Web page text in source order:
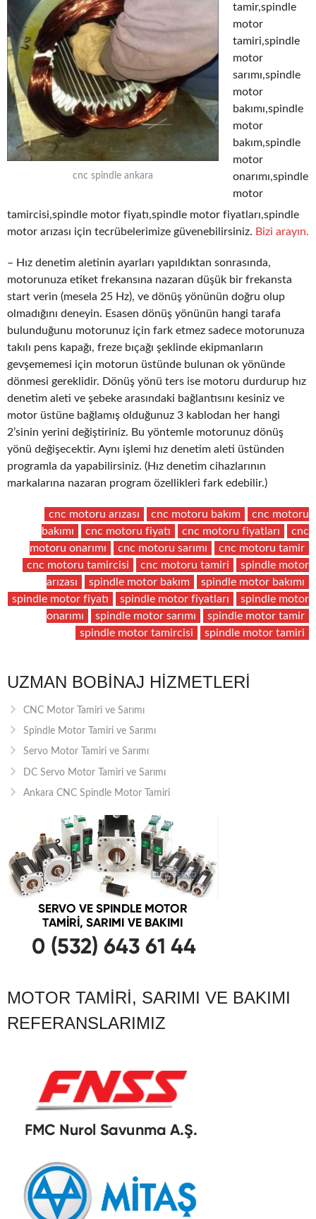
cnc spindle ankara
tamir,spindle
motor
tamiri,spindle
motor
sarımı,spindle
motor
bakımı,spindle
motor
bakım,spindle
motor
onarımı,spindle
motor
tamircisi,spindle motor fiyatı,spindle motor fiyatları,spindle
motor arızası için tecrübelerimize güvenebilirsiniz. Bizi arayın.
– Hız denetim aletinin ayarları yapıldıktan sonrasında,
motorunuza etiket frekansına nazaran düşük bir frekansta
start verin (mesela 25 Hz), ve dönüş yönünün doğru olup
olmadığını deneyin. Esasen dönüş yönünün hangi tarafa
bulunduğunu motorunuz için fark etmez sadece motorunuza
takılı pens kapağı, freze bıçağı şeklinde ekipmanların
gevşememesi için motorun üstünde bulunan ok yönünde
dönmesi gereklidir. Dönüş yönü ters ise motoru durdurup hız
denetim aleti ve şebeke arasındaki bağlantısını kesiniz ve
motor üstüne bağlamış olduğunuz 3 kablodan her hangi
2’sinin yerini değiştiriniz. Bu yöntemle motorunuz dönüş
yönü değişecektir. Aynı işlemi hız denetim aleti üstünden
programla da yapabilirsiniz. (Hız denetim cihazlarının
markalarına nazaran program özellikleri fark edebilir.)
cnc motoru arızası cnc motoru bakım
cnc motoru
bakımı
cnc motoru fiyatı cnc motoru fiyatları
cnc
motoru onarımı
cnc motoru sarımı
cnc motoru tamir
cnc motoru tamircisi
cnc motoru tamiri
spindle motor
arızası
spindle motor bakım
spindle motor bakımı
spindle motor fiyatı
spindle motor fiyatları
spindle motor
onarımı
spindle motor sarımı
spindle motor tamir
spindle motor tamircisi
spindle motor tamiri
UZMAN BOBINAJ HIZMETLERI
CNC Motor Tamiri ve Sarımı
Spindle Motor Tamiri ve Sarımı
Servo Motor Tamiri ve Sarımı
DC Servo Motor Tamiri ve Sarımı
Ankara CNC Spindle Motor Tamiri
MOTOR TAMIRI, SARIMI VE BAKIMI
REFERANSLARIMIZ